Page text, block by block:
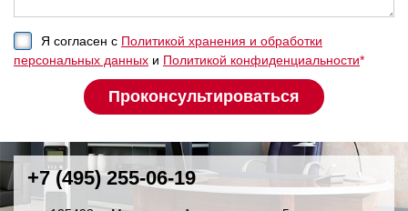
Я согласен с Политикой хранения и обработки
персональных данных и Политикой конфиденциальности*
+7 (495) 255-06-19